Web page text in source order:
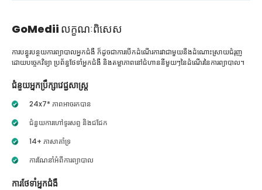
GoMedii លក្ខណៈពិសេស
ការបន្ធូរបន្ថយការព្យាបាលអ្នកជំងឺ ក៏ដូចជាការបើកដំណើរការវាជាមួយនឹងដំណោះស្រាយជំរុញ
ដោយបច្ចេកវិទ្យា ប្រព័ន្ធថែទាំអ្នកជំងឺ និងតម្លាភាពនៅជំហាននីមួយៗនៃដំណើរនៃការព្យាបាល។
ជំនួយអ្នកប្រឹក្សាវេជ្ជសាស្ត្រ
24x7* ភាពអាចរកបាន
ជំនួយការហៅទូរសព្ទ និងជជែក
14+ ភាសាគាំទ្រ
ការណែនាំអំពីការព្យាបាល
ការថែទាំអ្នកជំងឺ